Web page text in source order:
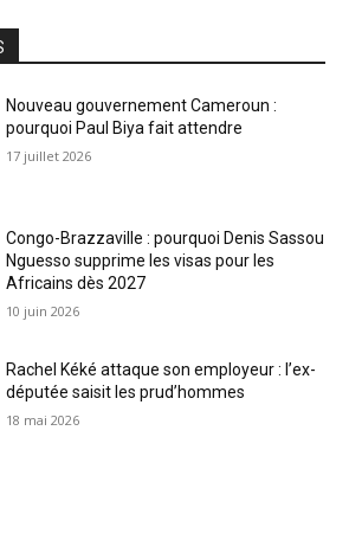
Nouveau gouvernement Cameroun :
pourquoi Paul Biya fait attendre
17 juillet 2026
Congo-Brazzaville : pourquoi Denis Sassou
Nguesso supprime les visas pour les
Africains dès 2027
10 juin 2026
Rachel Kéké attaque son employeur : l’ex-
députée saisit les prud’hommes
18 mai 2026